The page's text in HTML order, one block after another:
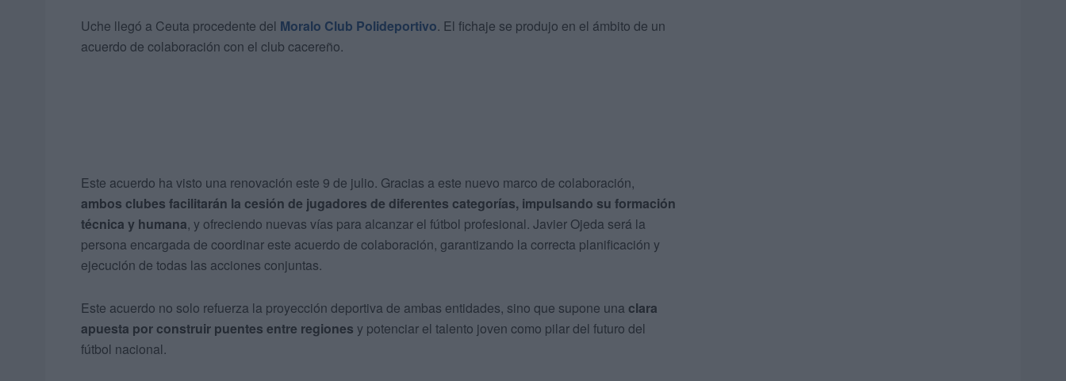
Uche llegó a Ceuta procedente del Moralo Club Polideportivo. El fichaje se produjo en el ámbito de un
acuerdo de colaboración con el club cacereño.
Este acuerdo ha visto una renovación este 9 de julio. Gracias a este nuevo marco de colaboración,
ambos clubes facilitarán la cesión de jugadores de diferentes categorías, impulsando su formación
técnica y humana, y ofreciendo nuevas vías para alcanzar el fútbol profesional. Javier Ojeda será la
persona encargada de coordinar este acuerdo de colaboración, garantizando la correcta planificación y
ejecución de todas las acciones conjuntas.
Este acuerdo no solo refuerza la proyección deportiva de ambas entidades, sino que supone una clara
apuesta por construir puentes entre regiones y potenciar el talento joven como pilar del futuro del
fútbol nacional.